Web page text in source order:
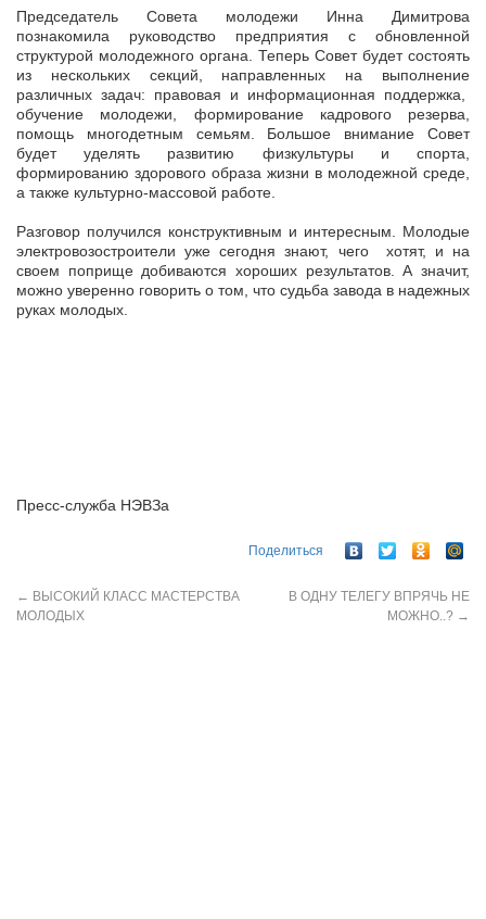
Председатель Совета молодежи Инна Димитрова
познакомила руководство предприятия с обновленной
структурой молодежного органа. Теперь Совет будет состоять
из нескольких секций, направленных на выполнение
различных задач: правовая и информационная поддержка,
обучение молодежи, формирование кадрового резерва,
помощь многодетным семьям. Большое внимание Совет
будет уделять развитию физкультуры и спорта,
формированию здорового образа жизни в молодежной среде,
а также культурно-массовой работе.
Разговор получился конструктивным и интересным. Молодые
электровозостроители уже сегодня знают, чего хотят, и на
своем поприще добиваются хороших результатов. А значит,
можно уверенно говорить о том, что судьба завода в надежных
руках молодых.
Пресс-служба НЭВЗа
Поделиться
← ВЫСОКИЙ КЛАСС МАСТЕРСТВА
МОЛОДЫХ
В ОДНУ ТЕЛЕГУ ВПРЯЧЬ НЕ
МОЖНО..? →